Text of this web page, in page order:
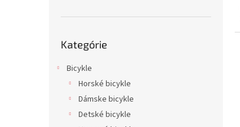
kategórie
Kategórie
Bicykle
Horské bicykle
Dámske bicykle
Detské bicykle